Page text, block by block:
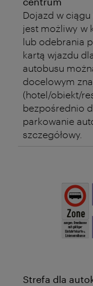
Dojazd w ciągu
jest możliwy w
lub odebrania
kartą wjazdu
autobusu
docelowym
(hotel/obiekt/
bezpośrednio
parkowanie
szczegółowy.
Strefa dla